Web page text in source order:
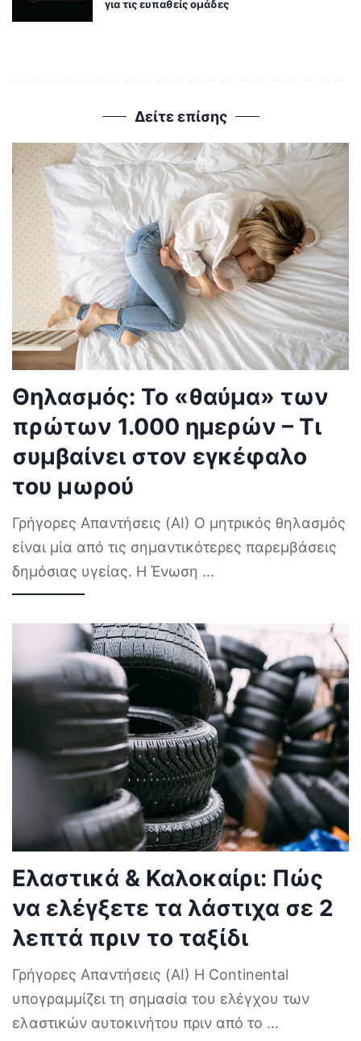
για τις ευπαθείς ομάδες
Δείτε επίσης
Θηλασμός: Το «θαύμα» των
πρώτων 1.000 ημερών – Τι
συμβαίνει στον εγκέφαλο
του μωρού
Γρήγορες Απαντήσεις (AI) Ο μητρικός θηλασμός
είναι μία από τις σημαντικότερες παρεμβάσεις
δημόσιας υγείας. Η Ένωση ...
Ελαστικά & Καλοκαίρι: Πώς
να ελέγξετε τα λάστιχα σε 2
λεπτά πριν το ταξίδι
Γρήγορες Απαντήσεις (AI) Η Continental
υπογραμμίζει τη σημασία του ελέγχου των
ελαστικών αυτοκινήτου πριν από το ...